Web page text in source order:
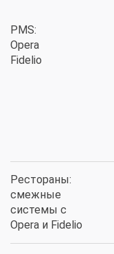
PMS:
Opera
Fidelio
Рестораны:
смежные
системы с
Opera и Fidelio